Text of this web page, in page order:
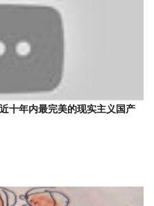
十年内最完美的现实主义国产